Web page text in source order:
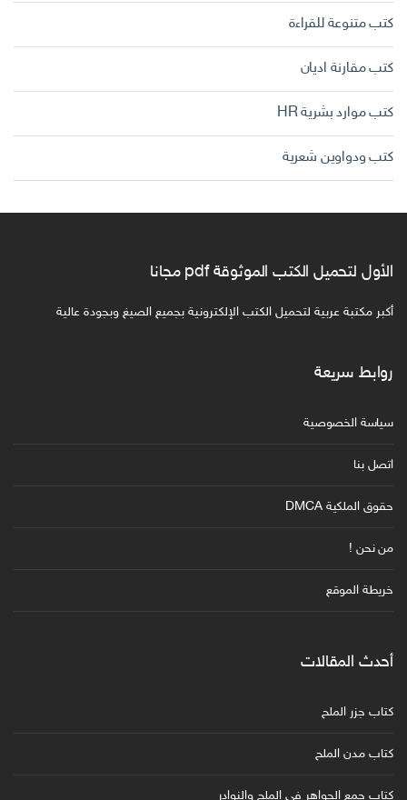
كتب متنوعة للقراءة
كتب مقارنة اديان
كتب موارد بشرية HR
كتب ودواوين شعرية
الأول لتحميل الكتب الموثوقة pdf مجانا
أكبر مكتبة عربية لتحميل الكتب الإلكترونية بجميع الصيغ وبجودة عالية
روابط سريعة
سياسة الخصوصية
اتصل بنا
حقوق الملكية DMCA
من نحن !
خريطة الموقع
أحدث المقالات
كتاب جزر الملح
كتاب مدن الملح
كتاب جمع الجواهر في الملح والنوادر